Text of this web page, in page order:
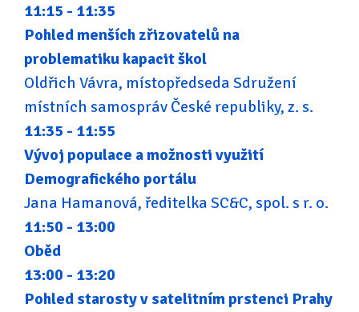
11:15 - 11:35
Pohled menších zřizovatelů na
problematiku kapacit škol
Oldřich Vávra, místopředseda Sdružení
místních samospráv České republiky, z. s.
11:35 - 11:55
Vývoj populace a možnosti využití
Demografického portálu
Jana Hamanová, ředitelka SC&C, spol. s r. o.
11:50 - 13:00
Oběd
13:00 - 13:20
Pohled starosty v satelitním prstenci Prahy